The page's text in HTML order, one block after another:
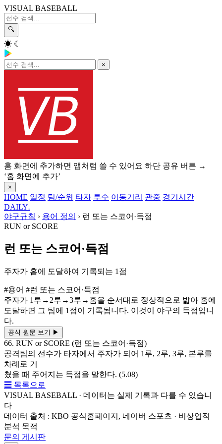
VISUAL BASEBALL
🔍
☀ ☾
×
홈 화면에 추가하면 앱처럼 쓸 수 있어요 하단 공유 버튼 →
‘홈 화면에 추가’
×
HOME 일정 팀/순위 타자 투수 이동거리 관중 경기시간
DAILY.
야구규칙 › 용어 정의 › 런 또는 스코어·득점
RUN or SCORE
런 또는 스코어·득점
주자가 홈에 도달하여 기록되는 1점
#용어 #런 또는 스코어·득점
주자가 1루→2루→3루→홈을 순서대로 정상적으로 밟아 홈에
도달하면 그 팀에 1점이 기록됩니다. 이것이 야구의 득점입니
다.
공식 원문 보기 ▶
66. RUN or SCORE (런 또는 스코어·득점)
공격팀의 선수가 타자에서 주자가 되어 1루, 2루, 3루, 본루를
차례로 거
쳤을 때 주어지는 득점을 말한다. (5.08)
☰ 목록으로
VISUAL BASEBALL · 데이터는 실제 기록과 다를 수 있습니
다
데이터 출처 : KBO 공식홈페이지, 네이버 스포츠 · 비상업적
분석 목적
문의 게시판